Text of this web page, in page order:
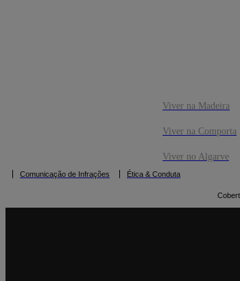
Viver na Madeira
Viver na Comporta
Viver no Algarve
Comunicação de Infrações Ética & Conduta